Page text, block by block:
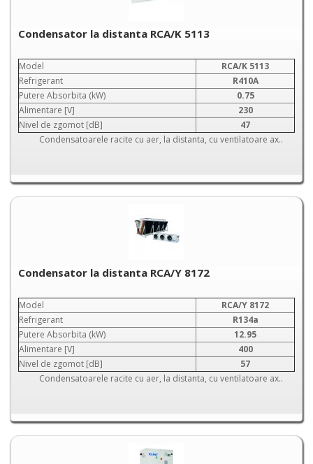
Condensator la distanta RCA/K 5113
Model
RCA/K 5113
Refrigerant
R410A
Putere Absorbita (kW)
0.75
Alimentare [V]
230
Nivel de zgomot [dB]
47
Condensatoarele racite cu aer, la distanta, cu ventilatoare ax..
Condensator la distanta RCA/Y 8172
Model
RCA/Y 8172
Refrigerant
R134a
Putere Absorbita (kW)
12.95
Alimentare [V]
400
Nivel de zgomot [dB]
57
Condensatoarele racite cu aer, la distanta, cu ventilatoare ax..